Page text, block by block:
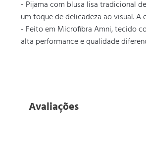
- Pijama com blusa lisa tradicional
um toque de delicadeza ao visual.
- Feito em Microfibra Amni, tecido
alta performance e qualidade
Avaliações